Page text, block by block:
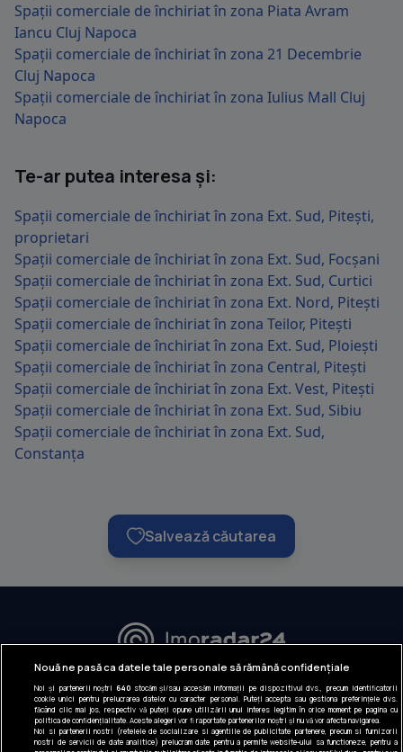
Spații comerciale de închiriat în zona Piata Avram
Iancu Cluj Napoca
Spații comerciale de închiriat în zona 21 Decembrie
Cluj Napoca
Spații comerciale de închiriat în zona Iulius Mall Cluj
Napoca
Te-ar putea interesa și:
Spații comerciale de închiriat în zona Ext. Sud, Pitești,
proprietari
Spații comerciale de închiriat în zona Ext. Sud, Focșani
Spații comerciale de închiriat în zona Ext. Sud, Curtici
Spații comerciale de închiriat în zona Ext. Nord, Pitești
Spații comerciale de închiriat în zona Teilor, Pitești
Spații comerciale de închiriat în zona Ext. Sud, Ploiești
Spații comerciale de închiriat în zona Central, Pitești
Spații comerciale de închiriat în zona Ext. Vest, Pitești
Spații comerciale de închiriat în zona Ext. Sud, Sibiu
Spații comerciale de închiriat în zona Ext. Sud,
Constanța
Salvează căutarea
URMĂREȘTE-NE:
INFORMAȚII COMPANIE
Despre noi
Nouă ne pasă ca datele tale personale să rămână confidențiale
Noi și partenerii noștri 640stocăm și/sau accesăm informații pe dispozitivul dvs., precum identificatorii
cookie unici pentru prelucrarea datelor cu caracter personal. Puteți accepta sau gestiona preferințele dvs.
făcând clic mai jos, respectiv vă puteți opune utilizării unui interes legitim în orice moment pe pagina cu
politica de confidențialitate. Aceste alegeri vor fi raportate partenerilor noștri și nu vă vor afecta navigarea.
Noi si partenerii nostri (retelele de socializare si agentiile de publicitate partenere, precum si furnizorii
nostri de servicii de date analitice) prelucram date pentru a permite website-ului sa functioneze, pentru a